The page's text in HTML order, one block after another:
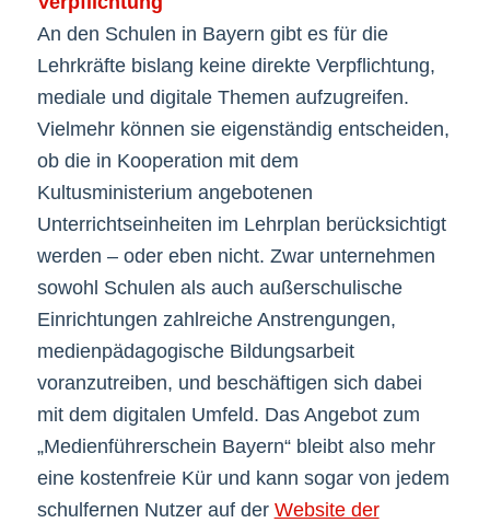
An den Schulen in Bayern gibt es für die
Lehrkräfte bislang keine direkte Verpflichtung,
mediale und digitale Themen aufzugreifen.
Vielmehr können sie eigenständig entscheiden,
ob die in Kooperation mit dem
Kultusministerium angebotenen
Unterrichtseinheiten im Lehrplan berücksichtigt
werden – oder eben nicht. Zwar unternehmen
sowohl Schulen als auch außerschulische
Einrichtungen zahlreiche Anstrengungen,
medienpädagogische Bildungsarbeit
voranzutreiben, und beschäftigen sich dabei
mit dem digitalen Umfeld. Das Angebot zum
„Medienführerschein Bayern“ bleibt also mehr
eine kostenfreie Kür und kann sogar von jedem
schulfernen Nutzer auf der Website der